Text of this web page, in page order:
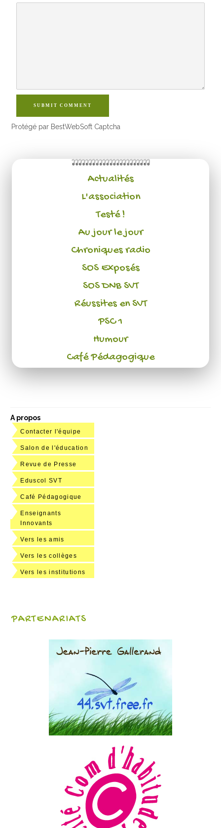
SUBMIT COMMENT
Protégé par BestWebSoft Captcha
Actualités
L'association
Testé !
Au jour le jour
Chroniques radio
SOS Exposés
SOS DNB SVT
Réussites en SVT
PSC 1
Humour
Café Pédagogique
A propos
Contacter l'équipe
Salon de l'éducation
Revue de Presse
Eduscol SVT
Café Pédagogique
Enseignants
Innovants
Vers les amis
Vers les collèges
Vers les institutions
PARTENARIATS